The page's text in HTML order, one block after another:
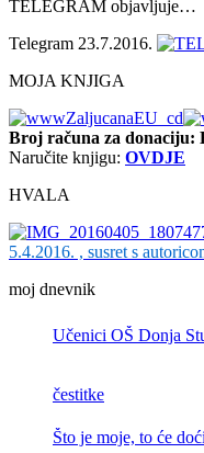
TELEGRAM objavljuje…
Telegram 23.7.2016.
MOJA KNJIGA
Broj računa za donaciju:
Naručite knjigu: OVDJE
HVALA
5.4.2016. , susret s
moj dnevnik
čestitke
Što je moje, to će doći